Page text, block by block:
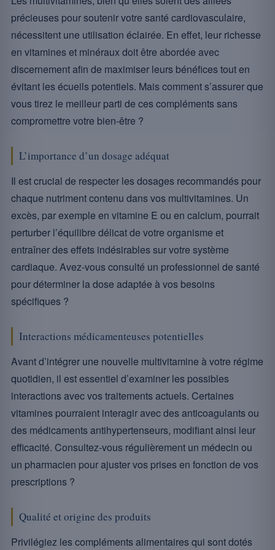
précieuses pour soutenir votre santé cardiovasculaire,
nécessitent une utilisation éclairée. En effet, leur richesse
en vitamines et minéraux doit être abordée avec
discernement afin de maximiser leurs bénéfices tout en
évitant les écueils potentiels. Mais comment s’assurer que
vous tirez le meilleur parti de ces compléments sans
compromettre votre bien-être ?
L’importance d’un dosage adéquat
Il est crucial de respecter les dosages recommandés pour
chaque nutriment contenu dans vos multivitamines. Un
excès, par exemple en vitamine E ou en calcium, pourrait
perturber l’équilibre délicat de votre organisme et
entraîner des effets indésirables sur votre système
cardiaque. Avez-vous consulté un professionnel de santé
pour déterminer la dose adaptée à vos besoins
spécifiques ?
Interactions médicamenteuses potentielles
Avant d’intégrer une nouvelle multivitamine à votre régime
quotidien, il est essentiel d’examiner les possibles
interactions avec vos traitements actuels. Certaines
vitamines pourraient interagir avec des anticoagulants ou
des médicaments antihypertenseurs, modifiant ainsi leur
efficacité. Consultez-vous régulièrement un médecin ou
un pharmacien pour ajuster vos prises en fonction de vos
prescriptions ?
Qualité et origine des produits
Privilégiez les compléments alimentaires qui sont dotés